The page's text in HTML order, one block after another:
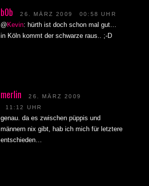
b0b 26. MÄRZ 2009 00:58 UHR
@ Kevin: hürth ist doch schon mal gut…
in Köln kommt der schwarze raus.. ;-D
merlin
26. MÄRZ 2009
11:12 UHR
genau. da es zwischen püppis und
männern nix gibt, hab ich mich für letztere
entschieden…